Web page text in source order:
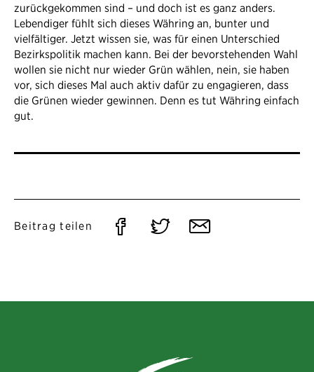
zurückgekommen sind – und doch ist es ganz anders.
Lebendiger fühlt sich dieses Währing an, bunter und
vielfältiger. Jetzt wissen sie, was für einen Unterschied
Bezirkspolitik machen kann. Bei der bevorstehenden Wahl
wollen sie nicht nur wieder Grün wählen, nein, sie haben
vor, sich dieses Mal auch aktiv dafür zu engagieren, dass
die Grünen wieder gewinnen. Denn es tut Währing einfach
gut.​
Beitrag teilen
Auf Auf Per